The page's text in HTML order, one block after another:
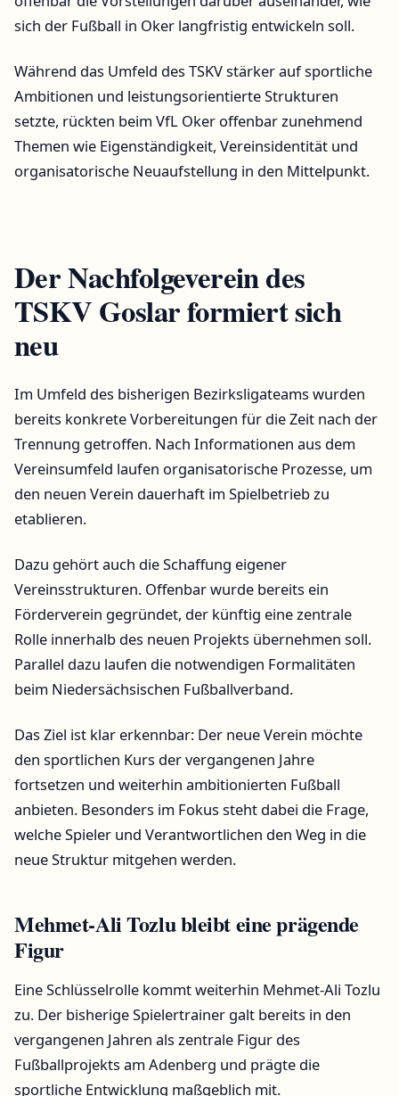
sich der Fußball in Oker langfristig entwickeln soll.
Während das Umfeld des TSKV stärker auf sportliche
Ambitionen und leistungsorientierte Strukturen
setzte, rückten beim VfL Oker offenbar zunehmend
Themen wie Eigenständigkeit, Vereinsidentität und
organisatorische Neuaufstellung in den Mittelpunkt.
Der Nachfolgeverein des
TSKV Goslar formiert sich
neu
Im Umfeld des bisherigen Bezirksligateams wurden
bereits konkrete Vorbereitungen für die Zeit nach der
Trennung getroffen. Nach Informationen aus dem
Vereinsumfeld laufen organisatorische Prozesse, um
den neuen Verein dauerhaft im Spielbetrieb zu
etablieren.
Dazu gehört auch die Schaffung eigener
Vereinsstrukturen. Offenbar wurde bereits ein
Förderverein gegründet, der künftig eine zentrale
Rolle innerhalb des neuen Projekts übernehmen soll.
Parallel dazu laufen die notwendigen Formalitäten
beim Niedersächsischen Fußballverband.
Das Ziel ist klar erkennbar: Der neue Verein möchte
den sportlichen Kurs der vergangenen Jahre
fortsetzen und weiterhin ambitionierten Fußball
anbieten. Besonders im Fokus steht dabei die Frage,
welche Spieler und Verantwortlichen den Weg in die
neue Struktur mitgehen werden.
Mehmet-Ali Tozlu bleibt eine prägende
Figur
Eine Schlüsselrolle kommt weiterhin Mehmet-Ali Tozlu
zu. Der bisherige Spielertrainer galt bereits in den
vergangenen Jahren als zentrale Figur des
Fußballprojekts am Adenberg und prägte die
sportliche Entwicklung maßgeblich mit.